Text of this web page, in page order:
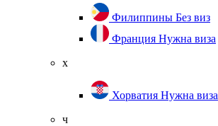
Филиппины Без виз
Франция Нужна виза
х
Хорватия Нужна виза
ч